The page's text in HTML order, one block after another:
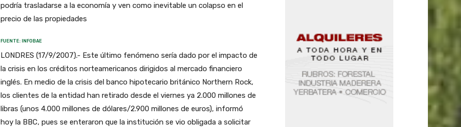
podría trasladarse a la economía y ven como inevitable un colapso en el
precio de las propiedades
FUENTE: INFOBAE
LONDRES (17/9/2007).- Este último fenómeno sería dado por el impacto de
la crisis en los créditos norteamericanos dirigidos al mercado financiero
inglés. En medio de la crisis del banco hipotecario británico Northern Rock,
los clientes de la entidad han retirado desde el viernes ya 2.000 millones de
libras (unos 4.000 millones de dólares/2.900 millones de euros), informó
hoy la BBC, pues se enteraron que la institución se vio obligada a solicitar